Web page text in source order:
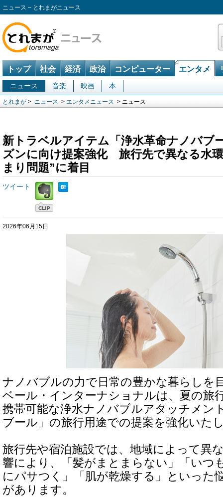
ニュース – とれまがニュース
トップ 社会 経済 政治 コンピューター エンタメ
ニュース 音楽 映画 本
とれまが > ニュース > エンタメニュース > ニュース
新トラベルアイテム「浄水革命ナノバブ
ズンに向け提案強化 旅行先で異なる水
まり問題”に着目
ツイート
2026年06月15日
ナノバブルの力で日常の豊かな暮らしを
ベール・インターナショナルは、夏の旅
携帯可能な浄水ナノバブルアタッチメン
ブール」の旅行用途での提案を強化いた
旅行先や宿泊施設では、地域によって異
響により、「髪がまとまらない」「いつ
にパサつく」「肌が乾燥する」といった
があります。